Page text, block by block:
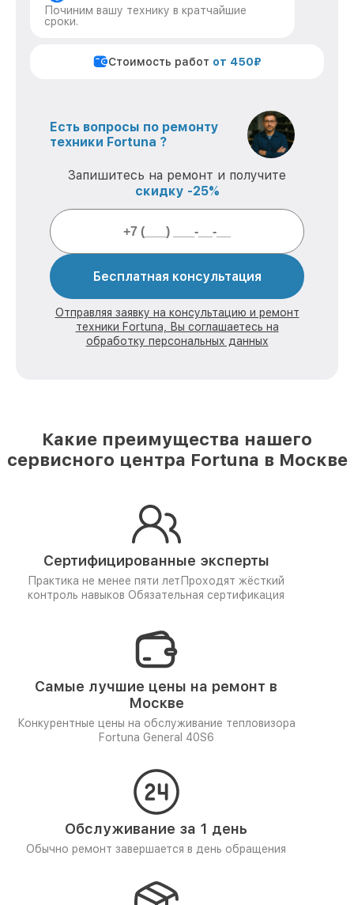
Починим вашу технику в кратчайшие
сроки.
Стоимость работ от 450₽
Есть вопросы по ремонту
техники Fortuna ?
Запишитесь на ремонт и получите
скидку -25%
Бесплатная консультация
Отправляя заявку на консультацию и ремонт
техники Fortuna, Вы соглашаетесь на
обработку персональных данных
Какие преимущества нашего
сервисного центра Fortuna в Москве
Сертифицированные эксперты
Практика не менее пяти лет Проходят жёсткий
контроль навыков Обязательная сертификация
Самые лучшие цены на ремонт в
Москве
Конкурентные цены на обслуживание тепловизора
Fortuna General 40S6
Обслуживание за 1 день
Обычно ремонт завершается в день обращения